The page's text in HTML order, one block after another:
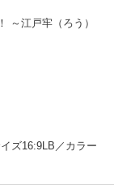
～江戸牢（ろう）
ズ16:9LB／カラー